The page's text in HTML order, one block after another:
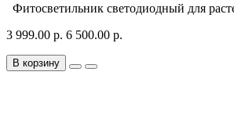
Фитосветильник светодиодный для
3 999.00 р. 6 500.00 р.
В корзину